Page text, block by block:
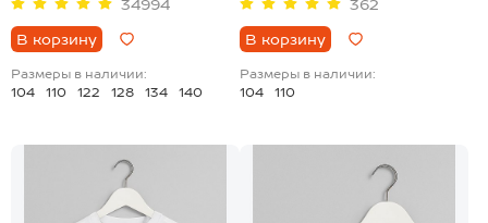
34994
В корзину
Размеры в наличии:
104
110 122 128 134 140
362
В корзину
Размеры в наличии:
104
110